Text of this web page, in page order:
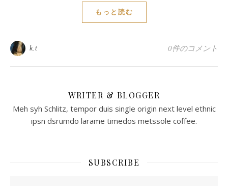
もっと読む
k.t 0件のコメント
WRITER & BLOGGER
Meh syh Schlitz, tempor duis single origin next level ethnic
ipsn dsrumdo larame timedos metssole coffee.
SUBSCRIBE